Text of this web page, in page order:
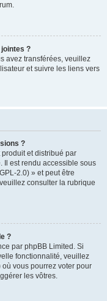
?
avez transférées, veuillez
et suivre les liens vers
?
et distribué par
Il est rendu accessible sous
2.0) » et peut être
consulter la rubrique
?
par phpBB Limited. Si
fonctionnalité, veuillez
vous pourrez voter pour
les vôtres.